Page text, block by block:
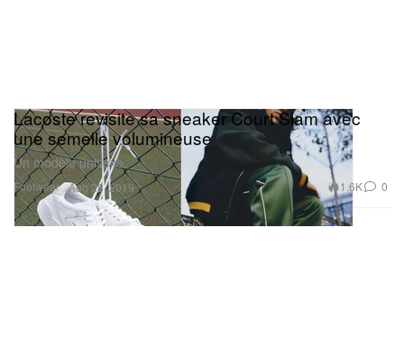
Footwear
Lacoste revisite sa sneaker Court Slam avec
une semelle volumineuse
Un modèle unisexe.
Aug 28, 2019 1.6K 0